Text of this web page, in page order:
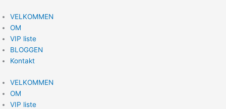
til
indholdet
VELKOMMEN
OM
VIP liste
BLOGGEN
Kontakt
VELKOMMEN
OM
VIP liste